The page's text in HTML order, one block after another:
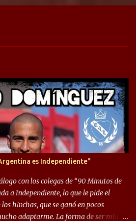
es Independiente"
con los colegas de “90 Minutos de
a Independiente, lo que le pide el
hinchas, que se ganó en pocos
adaptarme. La forma de ser mía